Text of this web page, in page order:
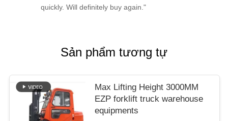
quickly. Will definitely buy again."
Sản phẩm tương tự
Max Lifting Height 3000MM
EZP forklift truck warehouse
equipments